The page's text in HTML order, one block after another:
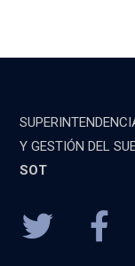
Y GESTIÓN DEL
SOT